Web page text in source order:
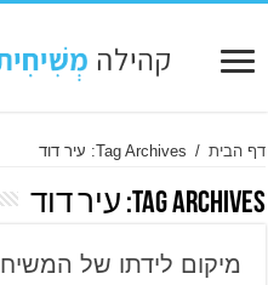
דף הבית / Tag Archives: עיר דוד
Tag Archives: עיר דוד
מיקום לידתו של המשיח